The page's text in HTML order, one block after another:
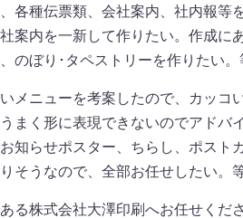
各種伝票類、会社案内、社内報等
案内を一新して作りたい。作成に
のぼり･タペストリーを作りたい。
メニューを考案したので、カッコ
まく形に表現できないのでアドバ
知らせポスター、ちらし、ポスト
そうなので、全部お任せしたい。
る株式会社大澤印刷へお任せくだ